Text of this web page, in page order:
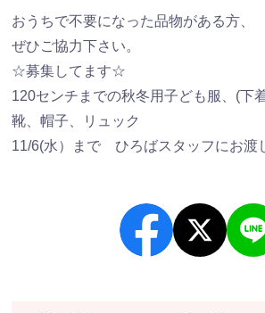
おうちで不要になった品物がある方、
ぜひご協力下さい。
☆募集してます☆
120センチまでの秋冬用子ども服、(下
靴、帽子、リュック
11/6(水）まで ひろばスタッフにお渡